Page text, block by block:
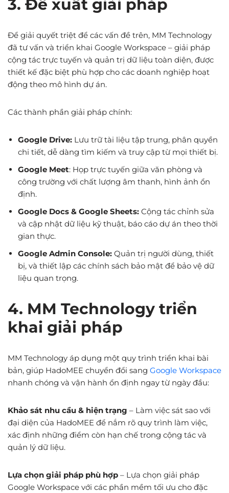
3. Đề xuất giải pháp
Để giải quyết triệt để các vấn đề trên, MM Technology
đã tư vấn và triển khai Google Workspace – giải pháp
cộng tác trực tuyến và quản trị dữ liệu toàn diện, được
thiết kế đặc biệt phù hợp cho các doanh nghiệp hoạt
động theo mô hình dự án.
Các thành phần giải pháp chính:
Google Drive: Lưu trữ tài liệu tập trung, phân quyền
chi tiết, dễ dàng tìm kiếm và truy cập từ mọi thiết bị.
Google Meet: Họp trực tuyến giữa văn phòng và
công trường với chất lượng âm thanh, hình ảnh ổn
định.
Google Docs & Google Sheets: Cộng tác chỉnh sửa
và cập nhật dữ liệu kỹ thuật, báo cáo dự án theo thời
gian thực.
Google Admin Console: Quản trị người dùng, thiết
bị, và thiết lập các chính sách bảo mật để bảo vệ dữ
liệu quan trọng.
4. MM Technology triển
khai giải pháp
MM Technology áp dụng một quy trình triển khai bài
bản, giúp HadoMEE chuyển đổi sang Google Workspace
nhanh chóng và vận hành ổn định ngay từ ngày đầu:
Khảo sát nhu cầu & hiện trạng – Làm việc sát sao với
đại diện của HadoMEE để nắm rõ quy trình làm việc,
xác định những điểm còn hạn chế trong cộng tác và
quản lý dữ liệu.
Lựa chọn giải pháp phù hợp – Lựa chọn giải pháp
Google Workspace với các phần mềm tối ưu cho đặc